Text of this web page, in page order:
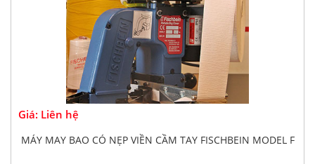
Giá: Liên hệ
MÁY MAY BAO CÓ NẸP VIỀN CẦM TAY FISCHBEIN MODEL F